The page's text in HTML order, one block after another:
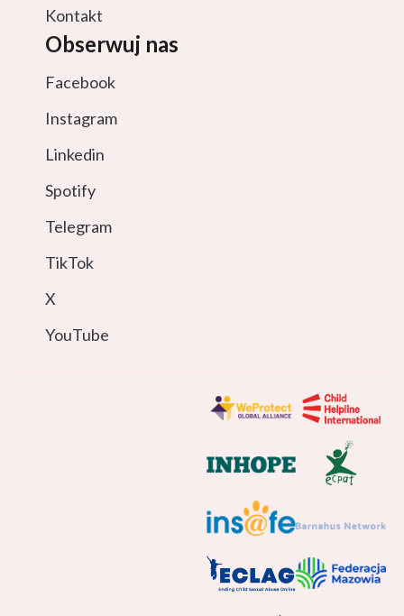
Kontakt
Obserwuj nas
Facebook
Instagram
Linkedin
Spotify
Telegram
TikTok
X
YouTube